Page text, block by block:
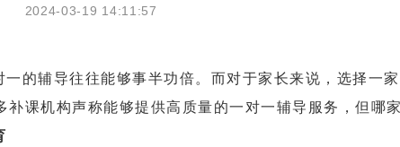
2024-03-19 14:11:57
的辅导往往能够事半功倍。而对于家长来说，选择一
补课机构声称能够提供高质量的一对一辅导服务，但哪